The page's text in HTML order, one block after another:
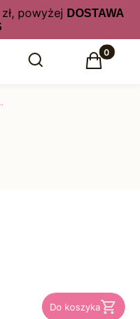
powyżej DOSTAWA
Otwórz wyszukiwarkę
Szukaj Produkty
Koszyk
Do koszyka